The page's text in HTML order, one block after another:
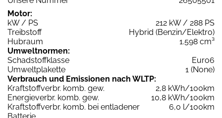
Motor:
kW / PS
212 kW / 288 PS
Treibstoff
Hybrid (Benzin/Elektro)
Hubraum
1.598 cm³
Umweltnormen:
Schadstoffklasse
Euro6
Umweltplakette
1 (None)
Verbrauch und Emissionen nach WLTP:
Kraftstoffverbr. komb. gew.
2,8 kWh/100km
Energieverbr. komb. gew.
10,8 kWh/100km
Kraftstoffverbr. komb. bei entladener
Batterie
6,0 l/100km